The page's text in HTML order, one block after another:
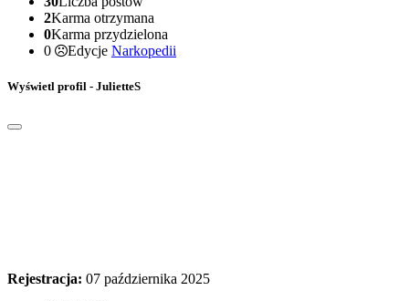
2Karma otrzymana
0Karma przydzielona
0
Edycje Narkopedii
Wyświetl profil - JulietteS
Rejestracja: 07 października 2025